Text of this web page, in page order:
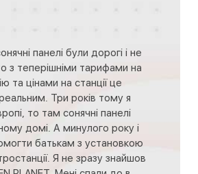
панелі були дорогі і не
з теперішніми тарифами на
та цінами на станції це
Три років тому я
то там сонячні панелі
домі. А минулого року і
батькам з установкою
Я не зразу знайшов